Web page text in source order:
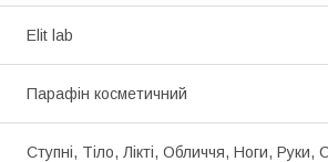
Elit lab
Парафін косметичний
Ступні, Тіло, Лікті, Обличчя, Ноги, Руки,